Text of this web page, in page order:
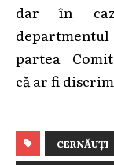
dar în
partea
că ar fi
CERNĂUȚI